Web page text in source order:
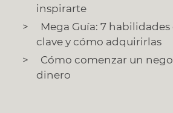
inspirarte
Mega Guía: 7
clave y cómo adquirirlas
Cómo comenzar un
dinero